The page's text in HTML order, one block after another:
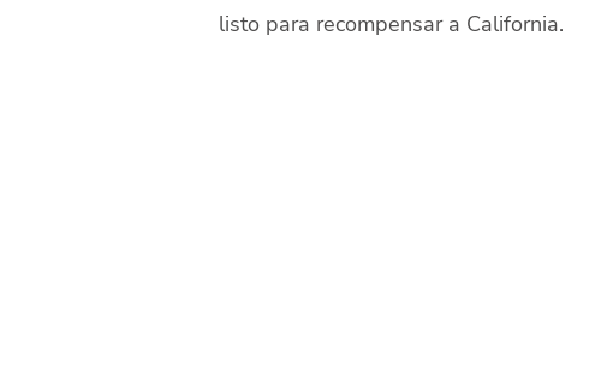
listo para recompensar a California.